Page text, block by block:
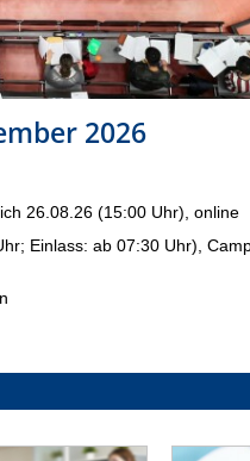
2026
26.08.26 (15:00 Uhr), online
Einlass: ab 07:30 Uhr),